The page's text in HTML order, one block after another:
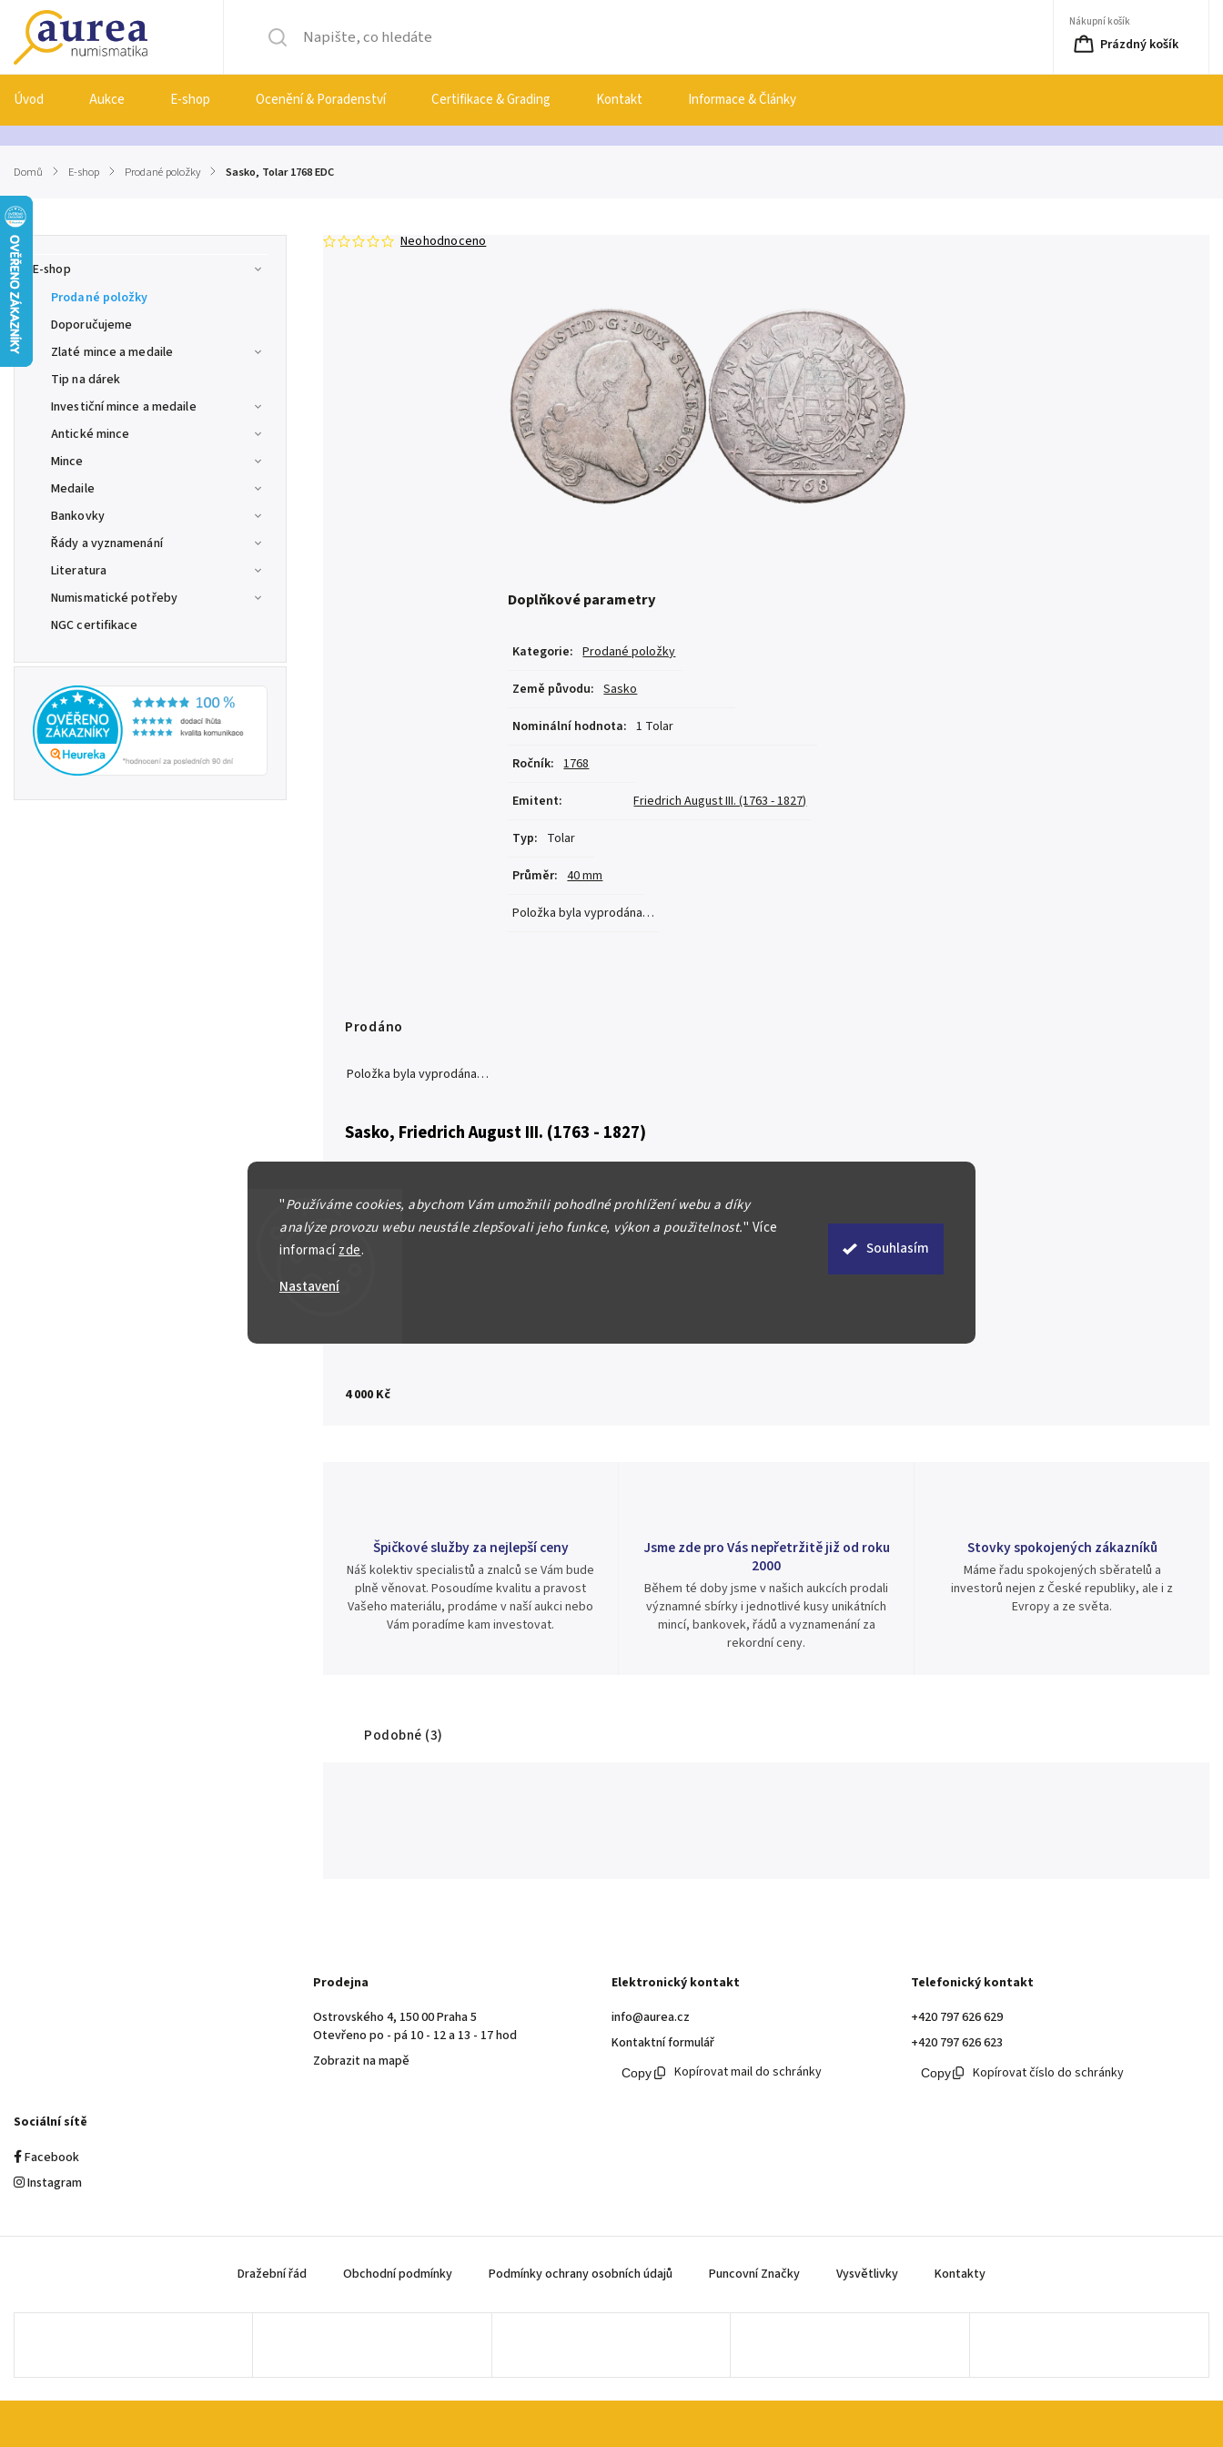
"Používáme cookies, abychom Vám umožnili pohodlné prohlížení webu a díky
analýze provozu webu neustále zlepšovali jeho funkce, výkon a použitelnost." Více
informacízde.
Nastavení
Souhlasím
Nákupní košík
Prázdný košík
Úvod Aukce E-shop Ocenění & Poradenství Certifikace & Grading Kontakt Informace & Články
Domů / E-shop / Prodané položky / Sasko, Tolar 1768 EDC
E-shop
Prodané položky
Doporučujeme
Zlaté mince a medaile
Tip na dárek
Investiční mince a medaile
Antické mince
Mince
Medaile
Bankovky
Řády a vyznamenání
Literatura
Numismatické potřeby
NGC certifikace
Neohodnoceno
Doplňkové parametry
Kategorie: Prodané položky
Země původu: Sasko
Nominální hodnota: 1 Tolar
Ročník: 1768
Emitent: Friedrich August III. (1763 - 1827)
Typ: Tolar
Průměr: 40 mm
Položka byla vyprodána…
4 000 Kč
Prodáno
Položka byla vyprodána…
Sasko, Friedrich August III. (1763 - 1827)
Tolar 1768 EDC, Dresden-Kroll, KM.990, pěkná
zachovalost, patina, rysky
Špičkové služby za nejlepší ceny
Náš kolektiv specialistů a znalců se Vám bude
plně věnovat. Posoudíme kvalitu a pravost
Vašeho materiálu, prodáme v naší aukci nebo
Vám poradíme kam investovat.
Jsme zde pro Vás nepřetržitě již od roku
2000
Během té doby jsme v našich aukcích prodali
významné sbírky i jednotlivé kusy unikátních
mincí, bankovek, řádů a vyznamenání za
rekordní ceny.
Stovky spokojených zákazníků
Máme řadu spokojených sběratelů a
investorů nejen z České republiky, ale i z
Evropy a ze světa.
Podobné (3)
Prodejna
Ostrovského 4, 150 00 Praha 5
Otevřeno po - pá 10 - 12 a 13 - 17 hod
Zobrazit na mapě
Elektronický kontakt
info@aurea.cz
Kontaktní formulář
Kopírovat mail do schránky
Telefonický kontakt
+420 797 626 629
+420 797 626 623
Kopírovat číslo do schránky
Sociální sítě
Facebook
Instagram
Dražební řád Obchodní podmínky Podmínky ochrany osobních údajů Puncovní Značky Vysvětlivky Kontakty